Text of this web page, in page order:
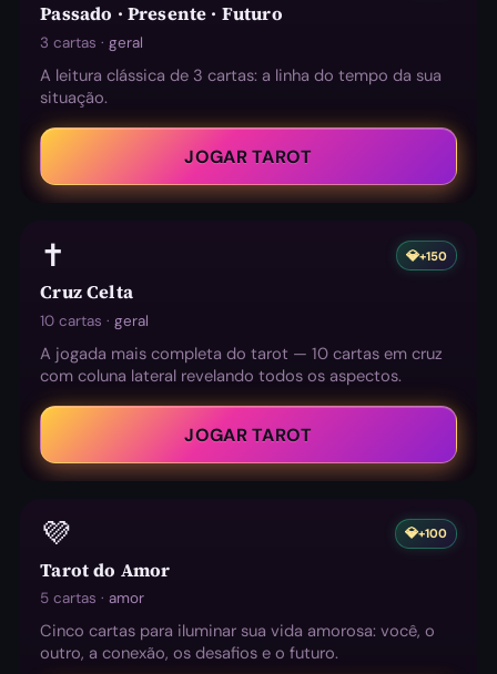
Passado · Presente · Futuro
3 cartas ·geral
A leitura clássica de 3 cartas: a linha do tempo da sua
situação.
JOGAR TAROT
✝️ 💎+150
Cruz Celta
10 cartas ·geral
A jogada mais completa do tarot — 10 cartas em cruz
com coluna lateral revelando todos os aspectos.
JOGAR TAROT
💜 💎+100
Tarot do Amor
5 cartas ·amor
Cinco cartas para iluminar sua vida amorosa: você, o
outro, a conexão, os desafios e o futuro.